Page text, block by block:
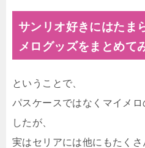
サンリオ好きにはたま
メログッズをまとめて
ということで、
パスケースではなくマイメ
したが、
実はセリアには他にもたく